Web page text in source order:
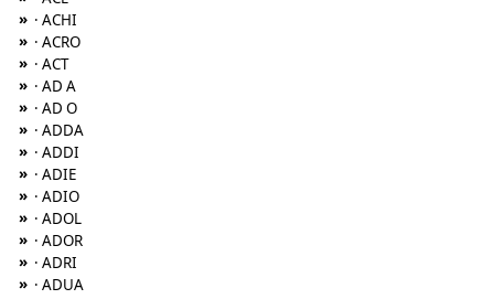
» · ACHI
» · ACRO
» · ACT
» · AD A
» · AD O
» · ADDA
» · ADDI
» · ADIE
» · ADIO
» · ADOL
» · ADOR
» · ADRI
» · ADUA